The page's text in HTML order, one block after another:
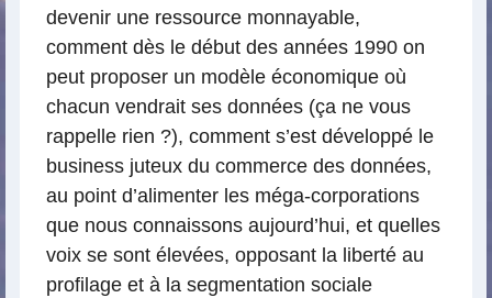
devenir une ressource monnayable,
comment dès le début des années 1990 on
peut proposer un modèle économique où
chacun vendrait ses données (ça ne vous
rappelle rien ?), comment s’est développé le
business juteux du commerce des données,
au point d’alimenter les méga-corporations
que nous connaissons aujourd’hui, et quelles
voix se sont élevées, opposant la liberté au
profilage et à la segmentation sociale